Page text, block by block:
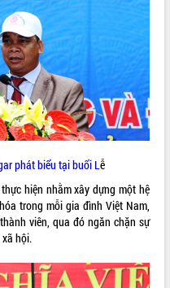
phát biểu tại buổi Lễ
hiện nhằm xây dựng một hệ
trong mỗi gia đình Việt Nam,
viên, qua đó ngăn chặn sự
hội.